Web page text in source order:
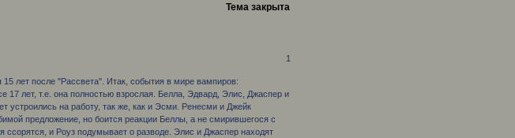
Тема закрыта
1
лет после "Рассвета". Итак, события в мире вампиров:
17 лет, т.е. она полностью взрослая. Белла, Эдвард, Элис, Джаспер и
устроились на работу, так же, как и Эсми. Ренесми и Джейк
предложение, но боится реакции Беллы, а не смирившегося с
и Роуз подумывает о разводе. Элис и Джаспер находят